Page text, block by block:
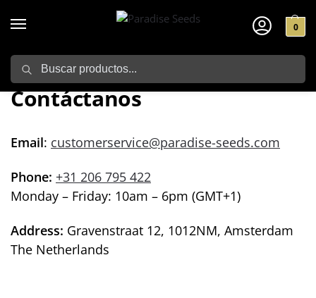
0
Home / Contáctanos
Contáctanos
Email: customerservice@paradise-seeds.com
Phone: +31 206 795 422
Monday – Friday: 10am – 6pm (GMT+1)
Address: Gravenstraat 12, 1012NM, Amsterdam
The Netherlands